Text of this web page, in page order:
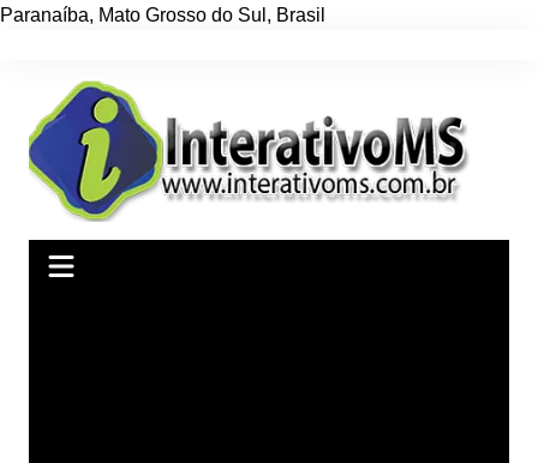
Paranaíba, Mato Grosso do Sul , Brasil
conteúdo